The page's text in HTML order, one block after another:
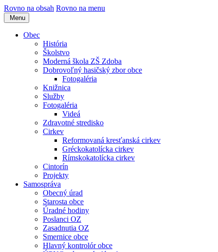
Rovno na obsah Rovno na menu
Menu
Obec
História
Školstvo
Moderná škola ZŠ Zdoba
Dobrovoľný hasičský zbor obce
Fotogaléria
Knižnica
Služby
Fotogaléria
Videá
Zdravotné stredisko
Cirkev
Reformovaná kresťanská cirkev
Gréckokatolícka cirkev
Rímskokatolícka cirkev
Cintorín
Projekty
Samospráva
Obecný úrad
Starosta obce
Úradné hodiny
Poslanci OZ
Zasadnutia OZ
Smernice obce
Hlavný kontrolór obce